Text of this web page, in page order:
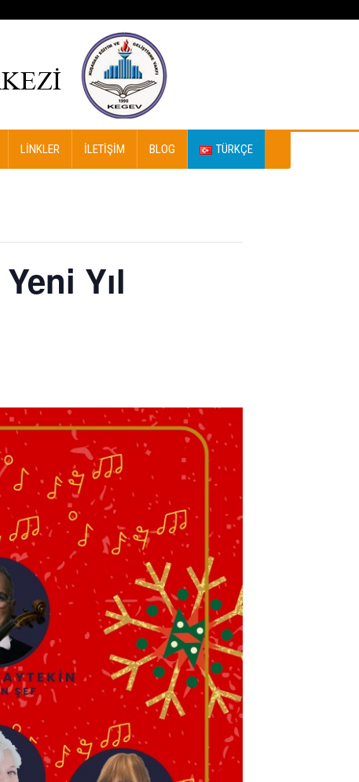
LINKLER İLETIŞIM BLOG TÜRKÇE
Yıl